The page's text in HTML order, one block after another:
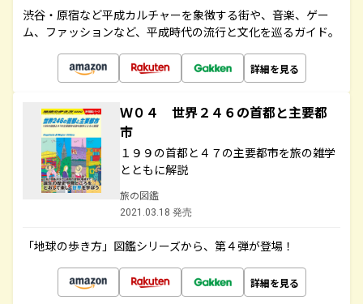
渋谷・原宿など平成カルチャーを象徴する街や、音楽、ゲー
ム、ファッションなど、平成時代の流行と文化を巡るガイド。
詳細を見る
Ｗ０４ 世界２４６の首都と主要都
市
１９９の首都と４７の主要都市を旅の雑学
とともに解説
旅の図鑑
2021.03.18 発売
「地球の歩き方」図鑑シリーズから、第４弾が登場！
詳細を見る